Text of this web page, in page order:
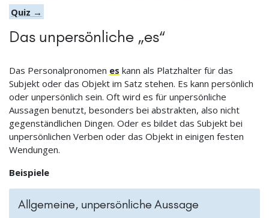
Quiz →
Das unpersönliche „es“
Das Personalpronomen es kann als Platzhalter für das
Subjekt oder das Objekt im Satz stehen. Es kann persönlich
oder unpersönlich sein. Oft wird es für unpersönliche
Aussagen benutzt, besonders bei abstrakten, also nicht
gegenständlichen Dingen. Oder es bildet das Subjekt bei
unpersönlichen Verben oder das Objekt in einigen festen
Wendungen.
Beispiele
Allgemeine, unpersönliche Aussage